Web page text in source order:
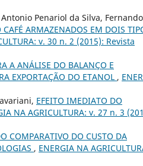
Penariol da Silva, Fernando
ARMAZENADOS EM DOIS
v. 30 n. 2 (2015): Revista
A ANÁLISE DO BALANÇO E
EXPORTAÇÃO DO ETANOL ,
EFEITO IMEDIATO DO
NA AGRICULTURA: v. 27 n. 3
COMPARATIVO DO CUSTO DA
, ENERGIA NA